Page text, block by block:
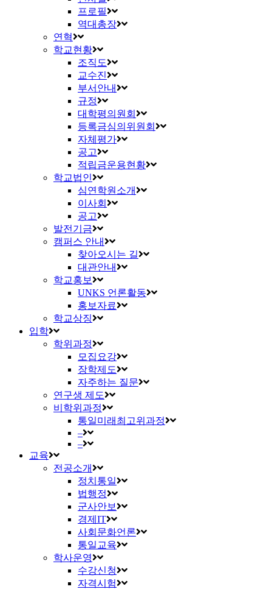
프로필
역대총장
연혁
학교현황
조직도
교수진
부서안내
규정
대학평의원회
등록금심의위원회
자체평가
공고
적립금운용현황
학교법인
심연학원소개
이사회
공고
발전기금
캠퍼스 안내
찾아오시는 길
대관안내
학교홍보
UNKS 언론활동
홍보자료
학교상징
입학
학위과정
모집요강
장학제도
자주하는 질문
연구생 제도
비학위과정
통일미래최고위과정
–
–
교육
전공소개
정치통일
법행정
군사안보
경제IT
사회문화언론
통일교육
학사운영
수강신청
자격시험